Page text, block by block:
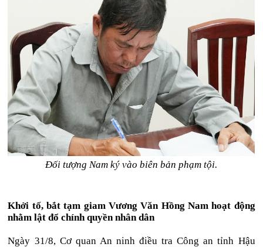
Đối tượng Nam ký vào biên bản phạm tội.
Khởi tố, bắt tạm giam Vương Văn Hồng Nam hoạt động
nhằm lật đổ chính quyền nhân dân
Ngày 31/8, Cơ quan An ninh điều tra Công an tỉnh Hậu